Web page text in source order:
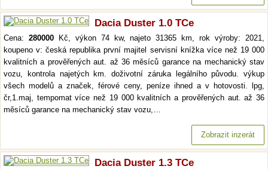
Dacia Duster 1.0 TCe
Cena: 280000Kč, výkon 74 kw, najeto 31365 km, rok výroby: 2021,
koupeno v: česká republika první majitel servisní knížka více než 19 000
kvalitních a prověřených aut. až 36 měsíců garance na mechanický stav
vozu, kontrola najetých km. doživotní záruka legálního původu. výkup
všech modelů a značek, férové ceny, peníze ihned a v hotovosti. lpg,
čr,1.maj, tempomat více než 19 000 kvalitních a prověřených aut. až 36
měsíců garance na mechanický stav vozu,…
Zobrazit inzerát
Dacia Duster 1.3 TCe